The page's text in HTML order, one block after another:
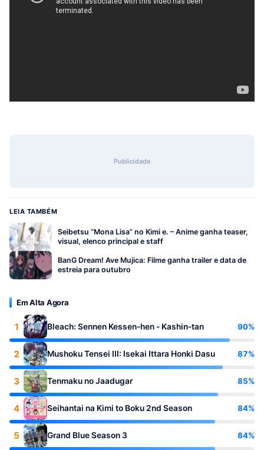
Publicidade
LEIA TAMBÉM
Seibetsu “Mona Lisa” no Kimi e. – Anime ganha teaser,
visual, elenco principal e staff
BanG Dream! Ave Mujica: Filme ganha trailer e data de
estreia para outubro
Em Alta Agora
1 Bleach: Sennen Kessen-hen - Kashin-tan 90%
2 Mushoku Tensei III: Isekai Ittara Honki Dasu 87%
3 Tenmaku no Jaadugar 85%
4 Seihantai na Kimi to Boku 2nd Season 84%
5 Grand Blue Season 3 84%